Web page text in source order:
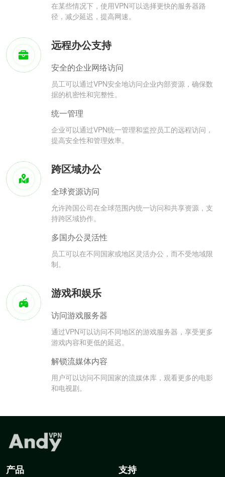
在某些情况下，使用VPN可以选择更快的服务器路
径，减少延迟，提高网速。
远程办公支持
安全的企业网络访问
员工可以通过VPN安全地访问企业内部资源，确保数
据的机密性和完整性。
统一管理
企业可以通过VPN统一管理和监控员工的远程访问，
提高安全性和管理效率。
跨区域办公
全球资源访问
允许跨国公司在全球范围内统一访问和共享资源，支
持跨区域协作。
多国办公灵活性
员工可以在不同国家或地区灵活办公，而不受地域限
制。
游戏和娱乐
访问游戏服务器
通过VPN可以访问不同地区的游戏服务器，享受更多
游戏内容和更低的延迟。
解锁流媒体内容
用户可以访问不同国家的流媒体库，观看更多的电影
和电视剧。
产品 支持